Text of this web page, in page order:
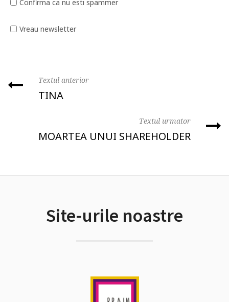
Confirma ca nu esti spammer
Vreau newsletter
Textul anterior
TINA
Textul urmator
MOARTEA UNUI SHAREHOLDER
Site-urile noastre